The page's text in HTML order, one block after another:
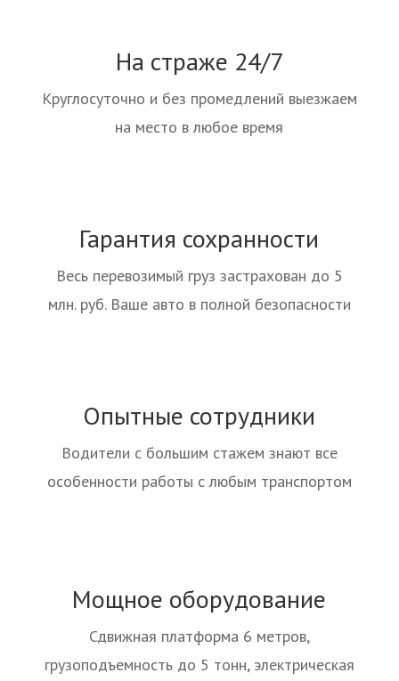
На страже 24/7
Круглосуточно и без промедлений выезжаем
на место в любое время
Гарантия сохранности
Весь перевозимый груз застрахован до 5
млн. руб. Ваше авто в полной безопасности
Опытные сотрудники
Водители с большим стажем знают все
особенности работы с любым транспортом
Мощное оборудование
Сдвижная платформа 6 метров,
грузоподъемность до 5 тонн, электрическая